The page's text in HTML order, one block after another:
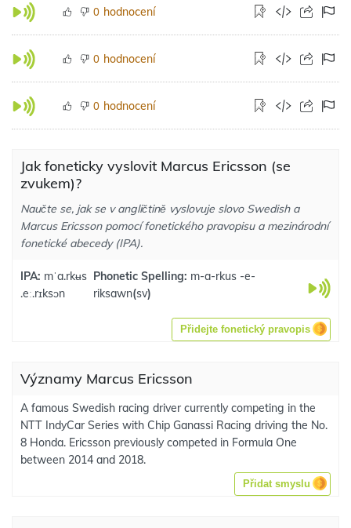
0 hodnocení
0 hodnocení
0 hodnocení
Jak foneticky vyslovit Marcus Ericsson (se
zvukem)?
Naučte se, jak se v angličtině vyslovuje slovo Swedish a
Marcus Ericsson pomocí fonetického pravopisu a mezinárodní
fonetické abecedy (IPA).
IPA: mˈa.rkʉs
.eː.rɪksɔn
Phonetic Spelling: m-a-rkus -e-
riksawn(sv)
Přidejte fonetický pravopis
Významy Marcus Ericsson
A famous Swedish racing driver currently competing in the
NTT IndyCar Series with Chip Ganassi Racing driving the No.
8 Honda. Ericsson previously competed in Formula One
between 2014 and 2018.
Přidat smyslu